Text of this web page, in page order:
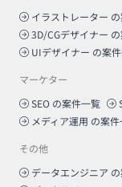
イラストレーター
3D/CGデザイナー
UIデザイナー の案
マーケター
SEO の案件一覧
メディア運用 の案
その他
データエンジニア